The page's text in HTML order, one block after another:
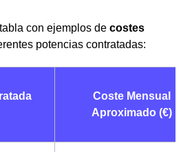
con ejemplos de costes
potencias contratadas:
Coste Mensual
Aproximado (€)